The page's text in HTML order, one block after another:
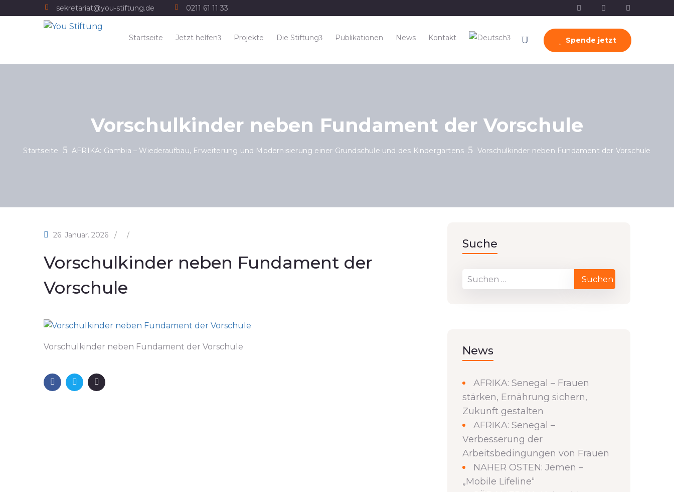
sekretariat@you-stiftung.de 0211 61 11 33
Startseite Jetzt helfen Projekte Die Stiftung Publikationen News Kontakt Spende jetzt
Vorschulkinder neben Fundament der Vorschule
Startseite AFRIKA: Gambia – Wiederaufbau, Erweiterung und Modernisierung einer Grundschule und des Kindergartens Vorschulkinder neben Fundament der Vorschule
26. Januar. 2026 / /
Vorschulkinder neben Fundament der
Vorschule
Vorschulkinder neben Fundament der Vorschule
Suche
News
AFRIKA: Senegal – Frauen
stärken, Ernährung sichern,
Zukunft gestalten
AFRIKA: Senegal –
Verbesserung der
Arbeitsbedingungen von Frauen
NAHER OSTEN: Jemen –
„Mobile Lifeline“